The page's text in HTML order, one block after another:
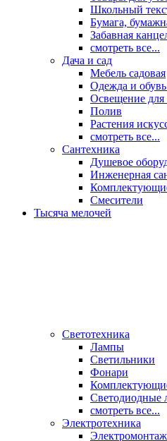
Школьный
Бумага,
Забавная
смотреть все...
Дача и сад
Мебель садовая
Одежда и обувь
Освещение для
Полив
Растения
смотреть все...
Сантехника
Душевое
Инженерная
Смесители
Тысяча мелочей
Светотехника
Лампы
Светильники
Фонари
Светодиодные
смотреть все...
Электротехника